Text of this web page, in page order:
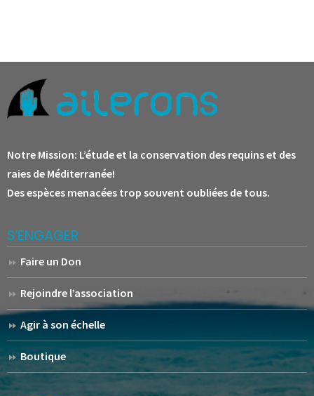
Notre Mission: L’étude et la conservation des requins et des
raies de Méditerranée!
Des espèces menacées trop souvent oubliées de tous.
S’ENGAGER
Faire un Don
Rejoindre l’association
Agir à son échelle
Boutique